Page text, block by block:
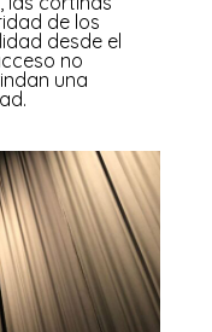
de los
desde el
no
una